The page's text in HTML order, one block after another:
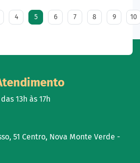
4 5 6 7 8 9 10
13h às 17h
51 Centro, Nova Monte Verde -